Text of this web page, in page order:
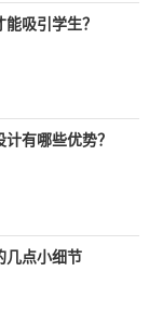
吸引学生？
有哪些优势？
几点小细节